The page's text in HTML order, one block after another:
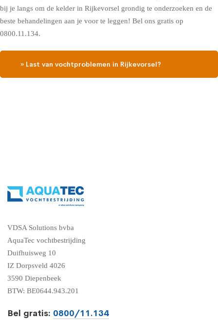
bij je langs om de kelder in Rijkevorsel grondig te onderzoeken en de
beste behandelingen aan je voor te leggen! Bel ons gratis op
0800.11.134.
» Last van vochtproblemen in Rijkevorsel?
VDSA Solutions bvba
AquaTec vochtbestrijding
Duifhuisweg 10
IZ Dorpsveld 4026
3590 Diepenbeek
BTW: BE0644.943.201
Bel gratis: 0800/11.134